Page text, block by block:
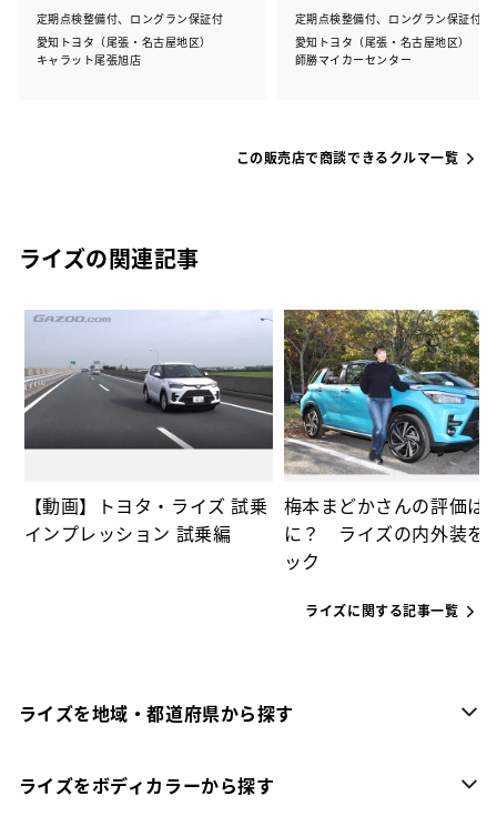
定期点検整備付、ロングラン保証付
愛知トヨタ（尾張・名古屋地区）
キャラット尾張旭店
定期点検整備付、ロングラン保証付
愛知トヨタ（尾張・名古屋地区）
師勝マイカーセンター
この販売店で商談できるクルマ一覧
ライズの関連記事
【動画】トヨタ・ライズ 試乗
インプレッション 試乗編
梅本まどかさんの評価は
に？ ライズの内外装を
ック
ライズに関する記事一覧
ライズを地域・都道府県から探す
ライズをボディカラーから探す